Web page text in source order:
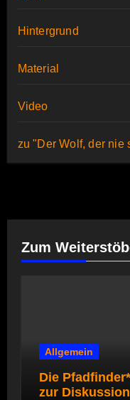
Hintergrund
Material
Video
zu "Der Wolf, der nie
Zum
Allgemein
Die
zur